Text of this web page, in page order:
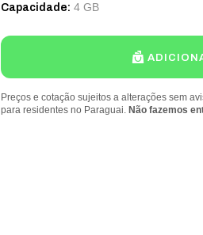
Capacidade: 4 GB
Preços e cotação sujeitos a alterações sem
para residentes no Paraguai. Não fazemos